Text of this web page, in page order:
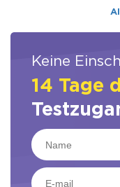
Keine
14 Tage